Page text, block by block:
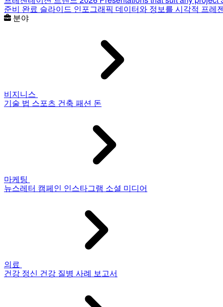
준비 완료 슬라이드 인포그래픽 데이터와 정보를 시각적 프레
분야
비지니스
기술 법 스포츠 건축 패션 돈
마케팅
뉴스레터 캠페인 인스타그램 소셜 미디어
의료
건강 정신 건강 질병 사례 보고서